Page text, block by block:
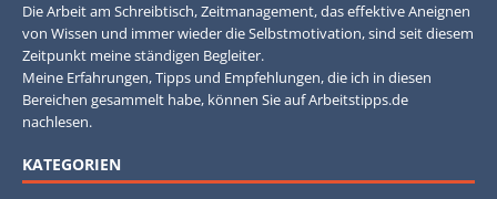
Die Arbeit am Schreibtisch, Zeitmanagement, das effektive Aneignen
von Wissen und immer wieder die Selbstmotivation, sind seit diesem
Zeitpunkt meine ständigen Begleiter.
Meine Erfahrungen, Tipps und Empfehlungen, die ich in diesen
Bereichen gesammelt habe, können Sie auf Arbeitstipps.de
nachlesen.
KATEGORIEN